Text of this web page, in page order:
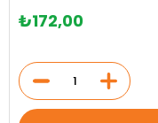
₺172,00